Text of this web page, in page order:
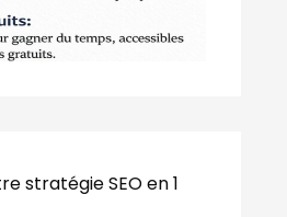
stratégie SEO en 1